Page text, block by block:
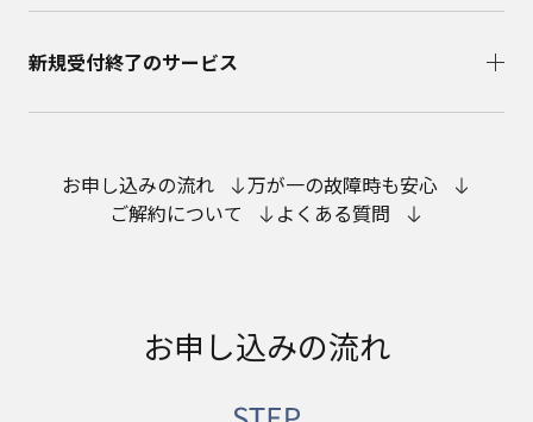
新規受付終了のサービス
お申し込みの流れ
万が一の故障時も安心
ご解約について
よくある質問
お申し込みの流れ